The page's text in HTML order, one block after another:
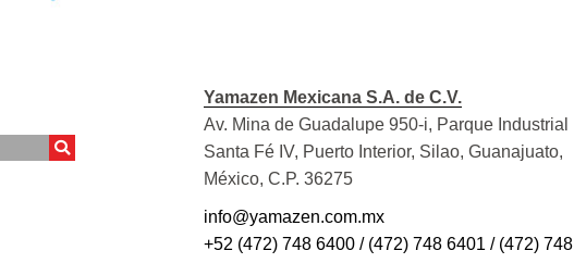
Yamazen Mexicana S.A. de C.V.
Av. Mina de Guadalupe 950-i, Parque Industrial
Santa Fé IV, Puerto Interior, Silao, Guanajuato,
México, C.P. 36275
info@yamazen.com.mx
+52 (472) 748 6400 / (472) 748 6401 / (472) 748